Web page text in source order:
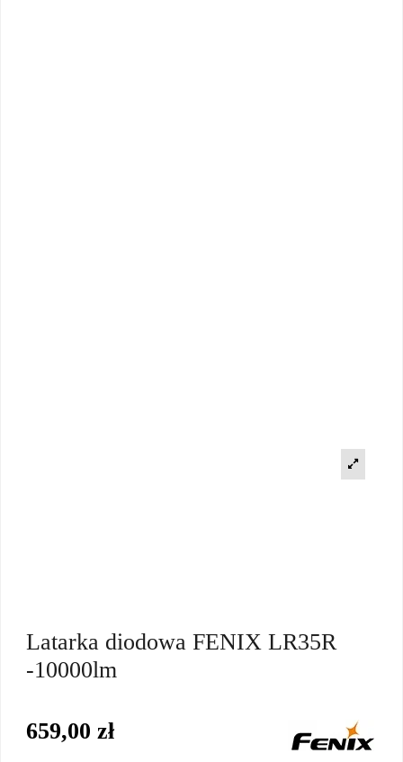
Latarka diodowa FENIX LR35R
-10000lm
659,00 zł